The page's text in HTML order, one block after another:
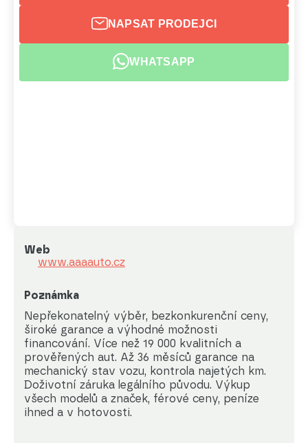
NAPSAT PRODEJCI
WHATSAPP
Web
www.aaaauto.cz
Poznámka
Nepřekonatelný výběr, bezkonkurenční ceny,
široké garance a výhodné možnosti
financování. Více než 19 000 kvalitních a
prověřených aut. Až 36 měsíců garance na
mechanický stav vozu, kontrola najetých km.
Doživotní záruka legálního původu. Výkup
všech modelů a značek, férové ceny, peníze
ihned a v hotovosti.